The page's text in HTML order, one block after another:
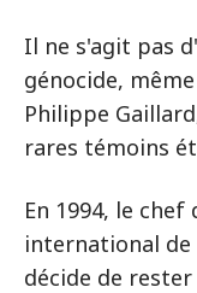
Il ne s'agit pas
génocide,
Philippe
rares témoins
En 1994, le
international de
décide de